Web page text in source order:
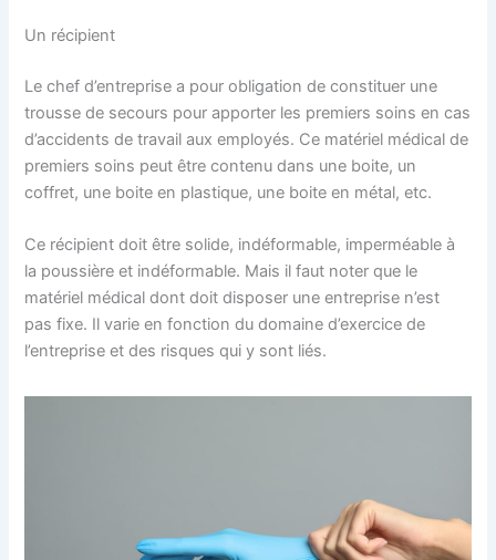
Un récipient
Le chef d’entreprise a pour obligation de constituer une
trousse de secours pour apporter les premiers soins en cas
d’accidents de travail aux employés. Ce matériel médical de
premiers soins peut être contenu dans une boite, un
coffret, une boite en plastique, une boite en métal, etc.
Ce récipient doit être solide, indéformable, imperméable à
la poussière et indéformable. Mais il faut noter que le
matériel médical dont doit disposer une entreprise n’est
pas fixe. Il varie en fonction du domaine d’exercice de
l’entreprise et des risques qui y sont liés.